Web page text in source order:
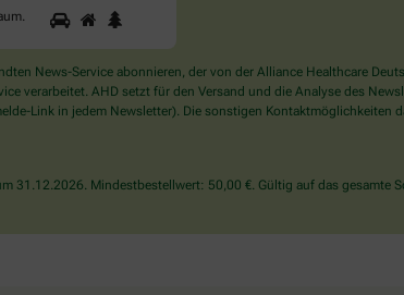
.
Sind
Sie
Mensch?
Dann
wählen
Baum.
1 2
News-Service abonnieren, der von der Alliance Healthcare
verarbeitet. AHD setzt für den Versand und die Analyse des
Link in jedem Newsletter). Die sonstigen Kontaktmöglichkeiten
31.12.2026. Mindestbestellwert: 50,00 €. Gültig auf das gesamte